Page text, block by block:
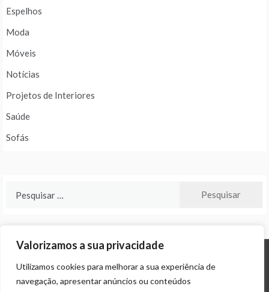
Valorizamos a sua privacidade
Utilizamos cookies para melhorar a sua experiência de
navegação, apresentar anúncios ou conteúdos
Espelhos
Moda
Móveis
Notícias
Projetos de Interiores
Saúde
Sofás
© ALL RIGHTS RESERVED 2024 THEME: PROMOS BYTEMPLATE SELL